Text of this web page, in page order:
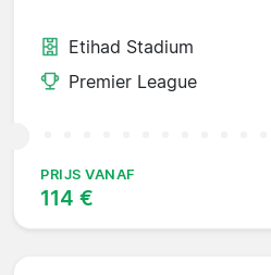
Etihad Stadium
Premier League
PRIJS VANAF
114 €